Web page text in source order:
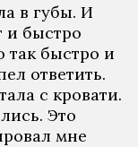
в губы. И
и быстро
так быстро и
ответить.
с кровати.
Это
мне